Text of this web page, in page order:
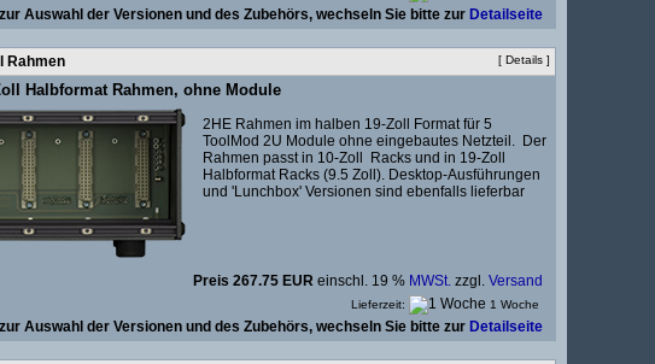
zur Auswahl der Versionen und des Zubehörs, wechseln Sie bitte zur Detailseite
[Details ]
Rahmen
Halbformat Rahmen, ohne Module
2HE Rahmen im halben 19-Zoll Format für 5
ToolMod 2U Module ohne eingebautes Netzteil. Der
Rahmen passt in 10-Zoll Racks und in 19-Zoll
Halbformat Racks (9.5 Zoll). Desktop-Ausführungen
und 'Lunchbox' Versionen sind ebenfalls lieferbar
Preis 267.75 EUReinschl. 19 % MWSt. zzgl.Versand
Lieferzeit: 1 Woche
zur Auswahl der Versionen und des Zubehörs, wechseln Sie bitte zur Detailseite